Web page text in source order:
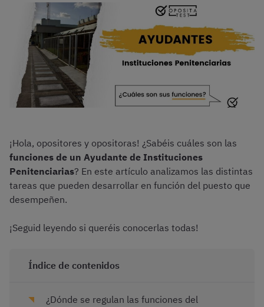
¡Hola, opositores y opositoras! ¿Sabéis cuáles son las
funciones de un Ayudante de Instituciones
Penitenciarias? En este artículo analizamos las distintas
tareas que pueden desarrollar en función del puesto que
desempeñen.
¡Seguid leyendo si queréis conocerlas todas!
Índice de contenidos
¿Dónde se regulan las funciones del